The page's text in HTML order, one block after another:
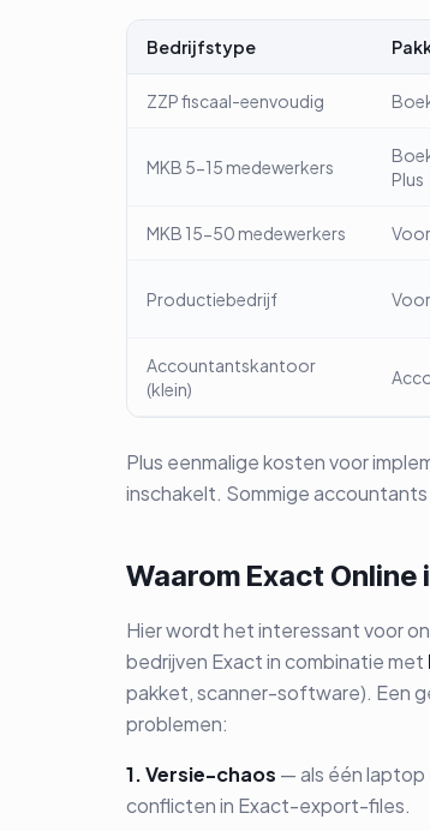
Bedrijfstype
ZZP fiscaal-eenvoudig
MKB 5-15 medewerkers
Plus
MKB 15-50 medewerkers
Productiebedrijf
Accountantskantoor
(klein)
Plus eenmalige kosten voor
inschakelt. Sommige
Waarom Exact
Hier wordt het interessant voor
bedrijven Exact in combinatie met
pakket, scanner-software). Een
problemen:
1. Versie-chaos — als één laptop
conflicten in Exact-export-files.